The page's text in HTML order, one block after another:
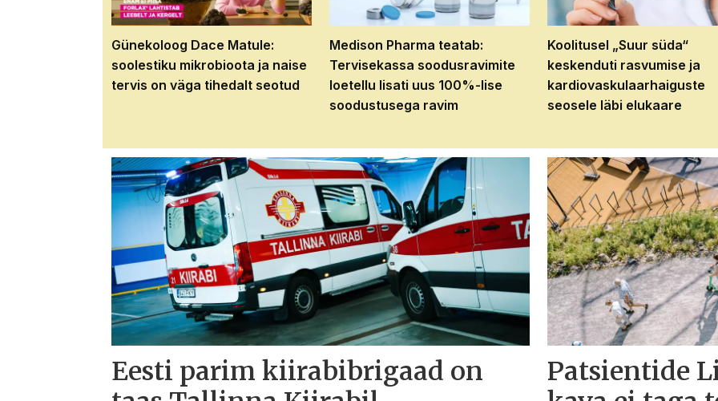
Günekoloog Dace Matule:
soolestiku mikrobioota ja naise
tervis on väga tihedalt seotud
Medison Pharma teatab:
Tervisekassa soodusravimite
loetellu lisati uus 100%-lise
soodustusega ravim
Koolitusel „Suur süda“
keskenduti rasvumise ja
kardiovaskulaarhaiguste
seosele läbi elukaare
Eesti parim kiirabibrigaad on
Patsientide